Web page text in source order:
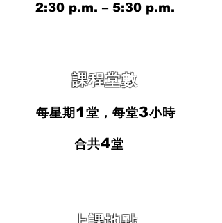
2:30 p.m. – 5:30 p.m.
課程堂數
每星期 1堂，每堂3小時
合共4堂